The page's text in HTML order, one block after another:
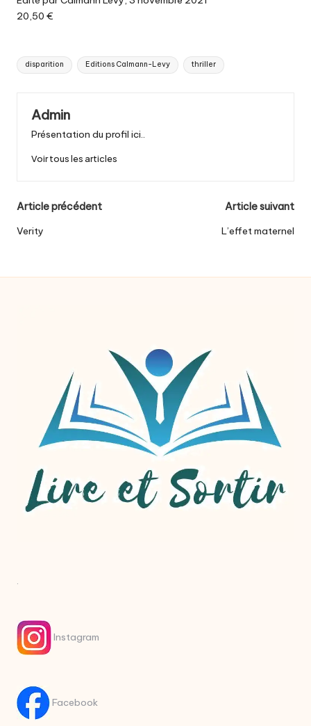
20,50 €
Tags:
disparition Editions Calmann-Levy thriller
Admin
Présentation du profil ici..
Voir tous les articles
Post
navigation
Article précédent
Verity
Article suivant
L’effet maternel
.
Instagram
Facebook